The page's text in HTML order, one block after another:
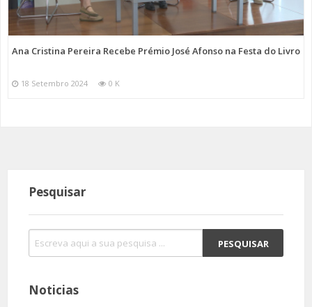
Ana Cristina Pereira Recebe Prémio José Afonso na Festa do Livro
18 Setembro 2024 0 K
Pesquisar
Noticias